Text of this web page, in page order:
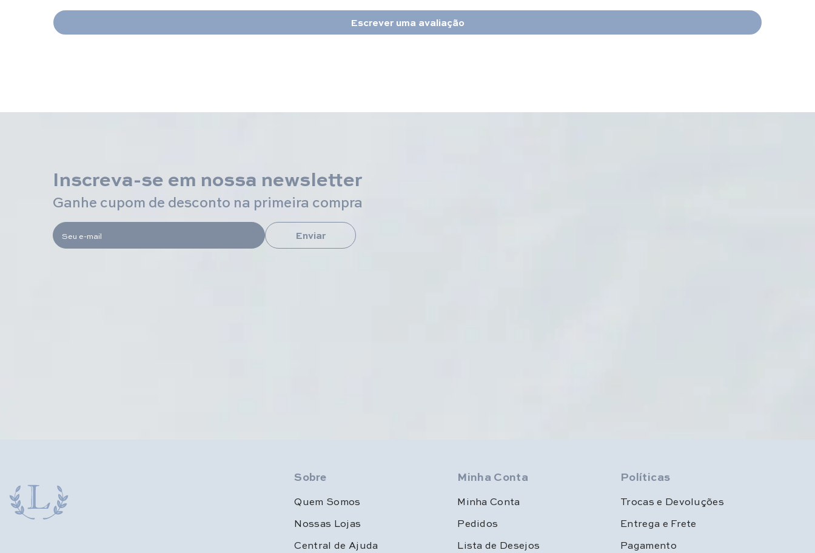
Escrever uma avaliação
Inscreva-se em nossa newsletter
Ganhe cupom de desconto na primeira compra
Seu e-mail Enviar
Sobre
Quem Somos
Nossas Lojas
Central de Ajuda
Minha Conta
Minha Conta
Pedidos
Lista de Desejos
Políticas
Trocas e Devoluções
Entrega e Frete
Pagamento